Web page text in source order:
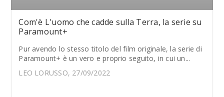
Com'è L'uomo che cadde sulla Terra, la serie su
Paramount+
Pur avendo lo stesso titolo del film originale, la serie di
Paramount+ è un vero e proprio seguito, in cui un...
LEO LORUSSO, 27/09/2022